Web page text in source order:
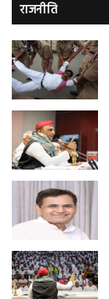
राजनीति